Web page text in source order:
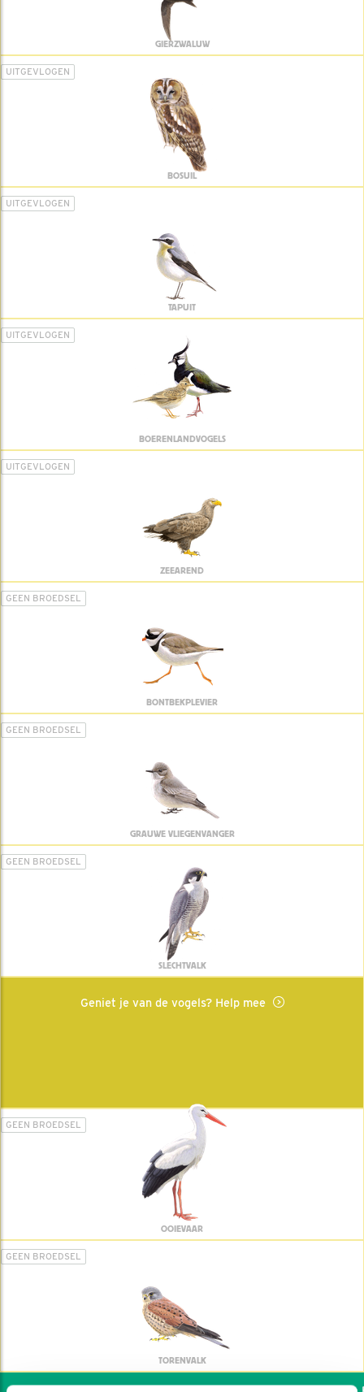
GIERZWALUW
UITGEVLOGEN
BOSUIL
UITGEVLOGEN
TAPUIT
UITGEVLOGEN
BOERENLANDVOGELS
UITGEVLOGEN
ZEEAREND
GEEN BROEDSEL
BONTBEKPLEVIER
GEEN BROEDSEL
GRAUWE VLIEGENVANGER
GEEN BROEDSEL
SLECHTVALK
Geniet je van de vogels? Help mee
GEEN BROEDSEL
OOIEVAAR
GEEN BROEDSEL
TORENVALK